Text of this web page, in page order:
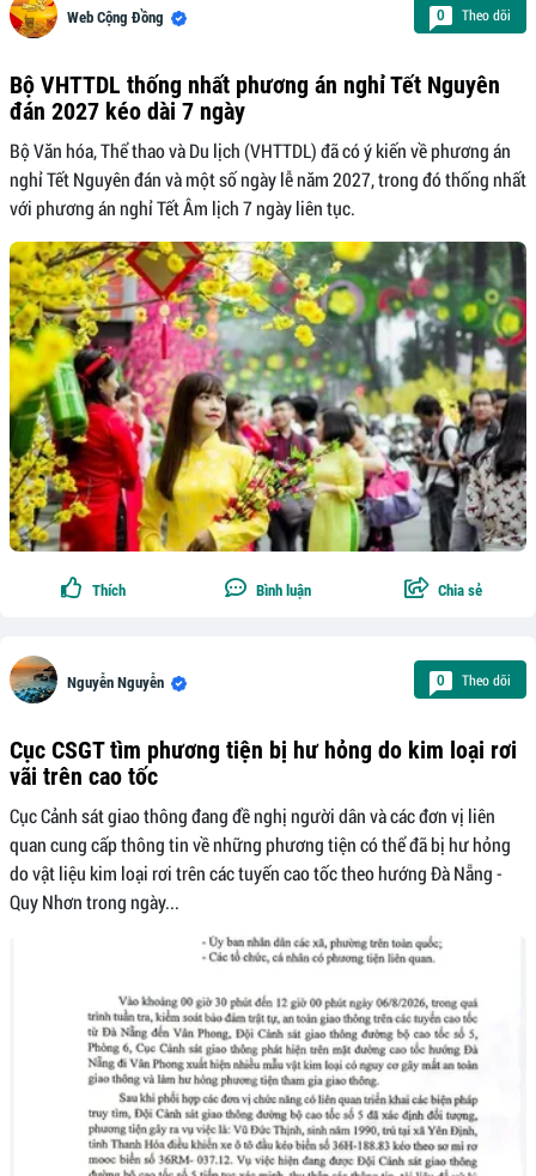
Web Cộng Đồng 0 Theo dõi
Bộ VHTTDL thống nhất phương án nghỉ Tết Nguyên
đán 2027 kéo dài 7 ngày
Bộ Văn hóa, Thể thao và Du lịch (VHTTDL) đã có ý kiến về phương án
nghỉ Tết Nguyên đán và một số ngày lễ năm 2027, trong đó thống nhất
với phương án nghỉ Tết Âm lịch 7 ngày liên tục.
Thích Bình luận Chia sẻ
Nguyễn Nguyễn 0 Theo dõi
Cục CSGT tìm phương tiện bị hư hỏng do kim loại rơi
vãi trên cao tốc
Cục Cảnh sát giao thông đang đề nghị người dân và các đơn vị liên
quan cung cấp thông tin về những phương tiện có thể đã bị hư hỏng
do vật liệu kim loại rơi trên các tuyến cao tốc theo hướng Đà Nẵng -
Quy Nhơn trong ngày...